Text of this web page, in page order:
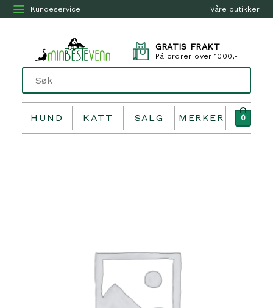
Våre butikker
Kundeservice
GRATIS FRAKT
På ordrer over 1000,-
HUND KATT SALG MERKER 0